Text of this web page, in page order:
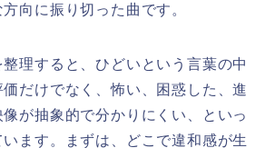
向に振り切った曲です。
理すると、ひどいという言葉の中
だけでなく、怖い、困惑した、進
が抽象的で分かりにくい、といっ
ます。まずは、どこで違和感が生